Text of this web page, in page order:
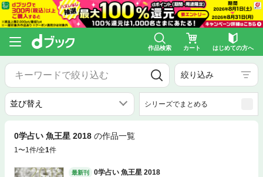
作品検索 カート はじめての方へ
絞り込み
シリーズでまとめる
0学占い 魚王星 2018 の作品一覧
1〜1件/全1件
最新刊
0学占い 魚王星 2018